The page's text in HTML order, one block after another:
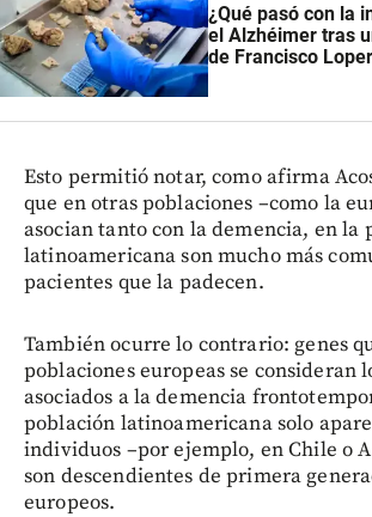
¿Qué pasó con la
el Alzhéimer tras
de Francisco
Esto permitió notar, como afirma
que en otras poblaciones –como la
asocian tanto con la demencia, en la
latinoamericana son mucho más
pacientes que la padecen.
También ocurre lo contrario: genes
poblaciones europeas se consideran
asociados a la demencia
población latinoamericana solo
individuos –por ejemplo, en Chile o
son descendientes de primera
europeos.